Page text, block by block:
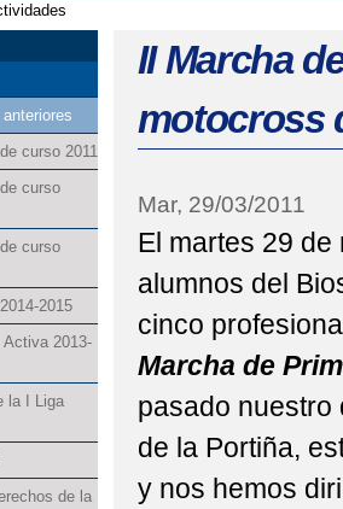
aquí
curso 2011
curso
curso
2015
2013-
la I Liga
de la
II Marcha
motocross
Mar, 29/03/2011
El martes 29 de
alumnos del
cinco
Marcha de
pasado nuestro
de la Portiña,
y nos hemos